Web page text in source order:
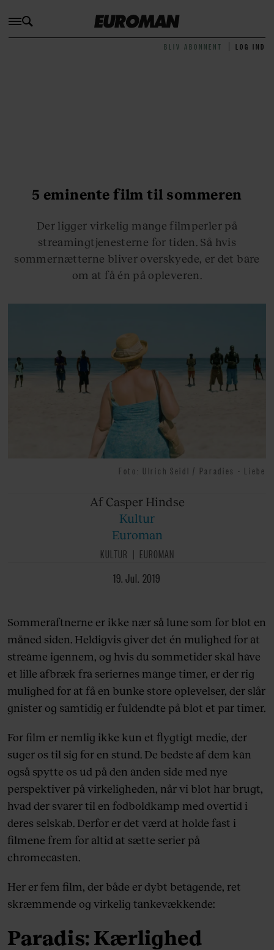
BLIV ABONNENT LOG IND
5 eminente film til sommeren
Der ligger virkelig mange filmperler på
streamingtjenesterne for tiden. Så hvis
sommernætterne bliver overskyede, er det bare
om at få én på opleveren.
Foto: Ulrich Seidl / Paradies - Liebe
Af Casper Hindse
Kultur
Euroman
KULTUR
EUROMAN
19. Jul. 2019
Sommeraftnerne er ikke nær så lune som for blot en
måned siden. Heldigvis giver det én mulighed for at
streame igennem, og hvis du sommetider skal have
et lille afbræk fra seriernes mange timer, er der rig
mulighed for at få en bunke store oplevelser, der slår
gnister og samtidig er fuldendte på blot et par timer.
For film er nemlig ikke kun et flygtigt medie, der
suger os til sig for en stund. De bedste af dem kan
også spytte os ud på den anden side med nye
perspektiver på virkeligheden, når vi blot har brugt,
hvad der svarer til en fodboldkamp med overtid i
deres selskab. Derfor er det værd at holde fast i
filmene frem for altid at sætte serier på
chromecasten.
Her er fem film, der både er dybt betagende, ret
skræmmende og virkelig tankevækkende:
Paradis: Kærlighed